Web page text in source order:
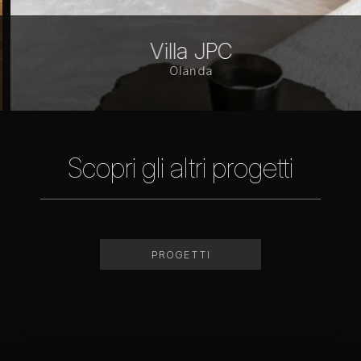
Villa JPC
Olanda
Scopri gli altri progetti
PROGETTI